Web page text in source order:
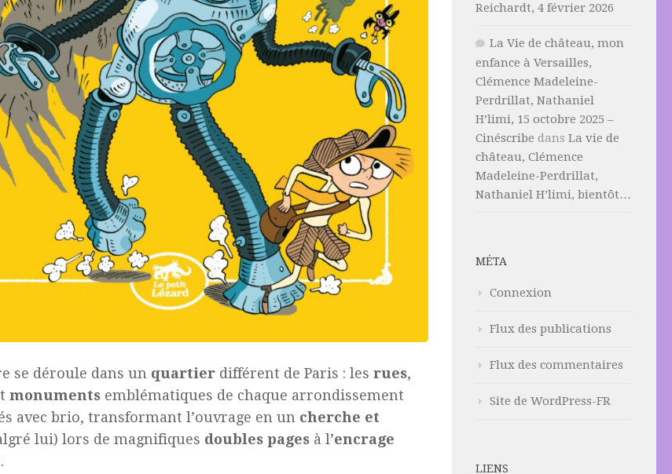
se déroule dans un quartier différent de Paris : les rues,
monuments emblématiques de chaque arrondissement
avec brio, transformant l’ouvrage en un cherche et
lui) lors de magnifiques doubles pages à l’encrage
Reichardt, 4 février 2026
La Vie de château, mon
enfance à Versailles,
Clémence Madeleine-
Perdrillat, Nathaniel
H’limi, 15 octobre 2025 –
Cinéscribe dans La vie de
château, Clémence
Madeleine-Perdrillat,
Nathaniel H’limi, bientôt…
MÉTA
Connexion
Flux des publications
Flux des commentaires
Site de WordPress-FR
LIENS